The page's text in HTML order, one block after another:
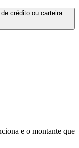
crédito ou carteira
e o montante que